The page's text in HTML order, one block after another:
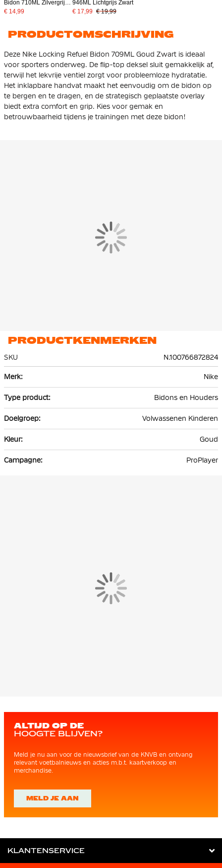
Bidon 710ML Zilvergrijs
Zwart Goud
€ 14,99
946ML Lichtgrijs Zwart
€ 17,99 € 19,99
PRODUCTOMSCHRIJVING
Deze Nike Locking Refuel Bidon 709ML Goud Zwart is ideaal
voor sporters onderweg. De flip-top deksel sluit gemakkelijk af,
terwijl het lekvrije ventiel zorgt voor probleemloze hydratatie.
Het inklapbare handvat maakt het eenvoudig om de bidon op
te bergen en te dragen, en de strategisch geplaatste overlay
biedt extra comfort en grip. Kies voor gemak en
betrouwbaarheid tijdens je trainingen met deze bidon!
PRODUCTKENMERKEN
SKU
N.100766872824
informatie
Nike
Bidons en Houders
Volwassenen Kinderen
Goud
ProPlayer
ALTIJD OP DE
HOOGTE BLIJVEN?
Meld je nu aan voor de nieuwsbrief van de KNVB en ontvang
relevant voetbalnieuws en acties m.b.t. kaartverkoop en
merchandise.
MELD JE AAN
KLANTENSERVICE